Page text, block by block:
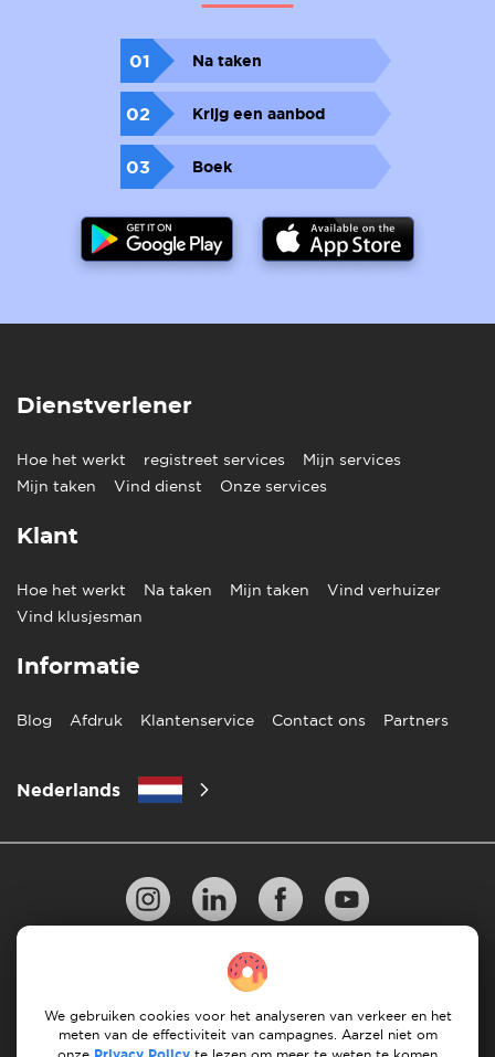
01 Na taken
02 Krijg een aanbod
03 Boek
Dienstverlener
Hoe het werkt registreet services
Mijn services
Mijn taken
Vind dienst Onze services
Klant
Hoe het werkt Na taken Mijn taken
Vind verhuizer
Vind klusjesman
Informatie
Blog Afdruk Klantenservice Contact ons Partners
Nederlands
10 regels voor succesvol verhuizen
Richtlijnen voor betaling Algemene Voorwaarden
We gebruiken cookies voor het analyseren van verkeer en het
meten van de effectiviteit van campagnes. Aarzel niet om